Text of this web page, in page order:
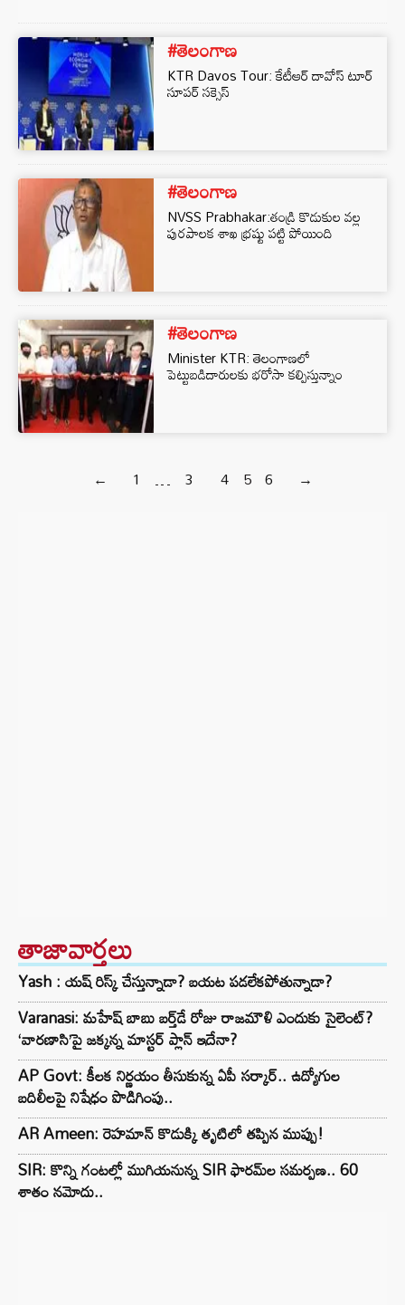
#తెలంగాణ
KTR Davos Tour: కేటీఆర్ దావోస్ టూర్
సూపర్ సక్సెస్
#తెలంగాణ
NVSS Prabhakar:తండ్రి కొడుకుల వల్ల
పురపాలక శాఖ భ్రష్టు పట్టి పోయింది
#తెలంగాణ
Minister KTR: తెలంగాణలో
పెట్టుబడిదారులకు భరోసా కల్పిస్తున్నాం
← 1 … 3 4 5 6 →
తాజావార్తలు
Yash : యష్ రిస్క్ చేస్తున్నాడా? బయట పడలేకపోతున్నాడా?
Varanasi: మహేష్ బాబు బర్త్‌డే రోజు రాజమౌళి ఎందుకు సైలెంట్?
‘వారణాసి’పై జక్కన్న మాస్టర్ ప్లాన్ ఇదేనా?
AP Govt: కీలక నిర్ణయం తీసుకున్న ఏపీ సర్కార్.. ఉద్యోగుల
బదిలీలపై నిషేధం పొడిగింపు..
AR Ameen: రెహమాన్ కొడుక్కి తృటిలో తప్పిన ముప్పు!
SIR: కొన్ని గంటల్లో ముగియనున్న SIR ఫారమ్‌ల సమర్పణ.. 60
శాతం నమోదు..